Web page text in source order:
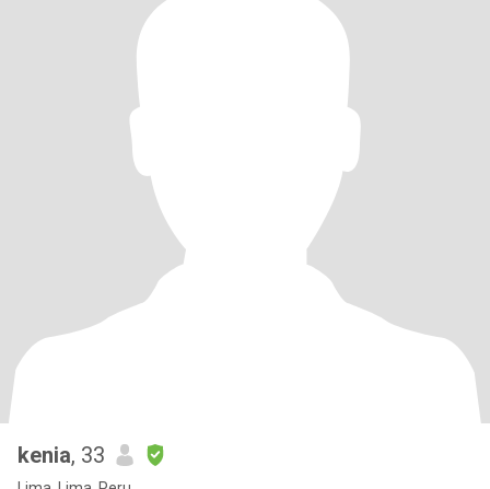
kenia, 33